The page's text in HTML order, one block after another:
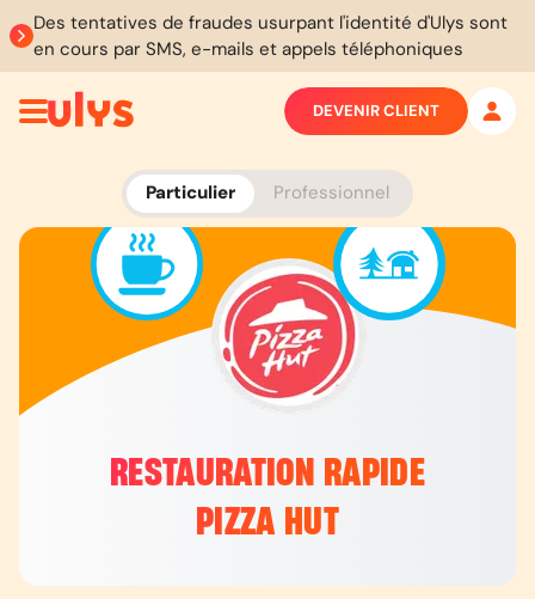
Des tentatives de fraudes usurpant l'identité d'Ulys sont
en cours par SMS, e-mails et appels téléphoniques
Particulier Professionnel
DEVENIR CLIENT
RESTAURATION RAPIDE
PIZZA HUT